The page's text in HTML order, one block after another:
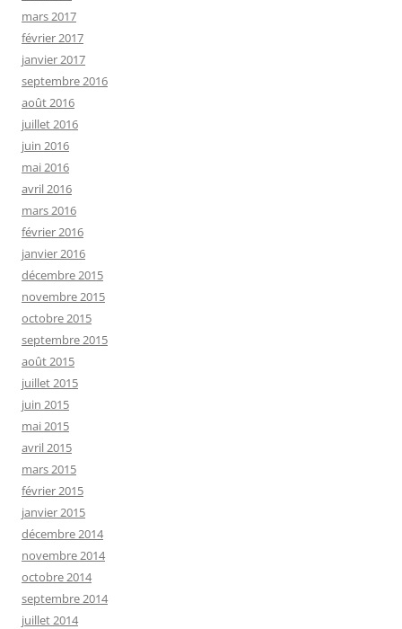
mars 2017
février 2017
janvier 2017
septembre 2016
août 2016
juillet 2016
juin 2016
mai 2016
avril 2016
mars 2016
février 2016
janvier 2016
décembre 2015
novembre 2015
octobre 2015
septembre 2015
août 2015
juillet 2015
juin 2015
mai 2015
avril 2015
mars 2015
février 2015
janvier 2015
décembre 2014
novembre 2014
octobre 2014
septembre 2014
juillet 2014